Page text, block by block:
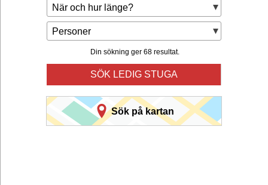
När och hur länge?
Personer
Din sökning ger 68 resultat.
SÖK LEDIG STUGA
Sök på kartan